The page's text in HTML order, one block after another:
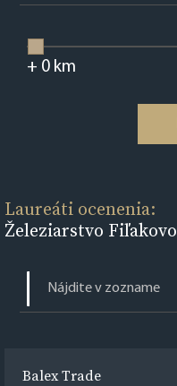
+ 0km
Laureáti ocenenia:
Železiarstvo Fiľakovo
Balex Trade